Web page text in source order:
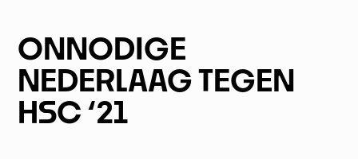
ONNODIGE
NEDERLAAG TEGEN
HSC ‘21